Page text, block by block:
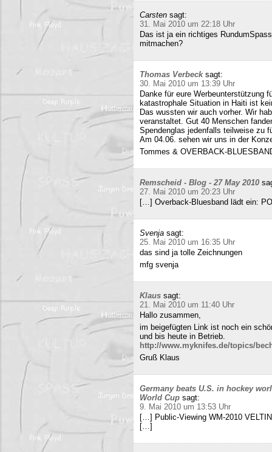
Carsten sagt:
31. Mai 2010 um 22:18 Uhr
Das ist ja ein richtiges
mitmachen?
Thomas Verbeck sagt:
30. Mai 2010 um 13:39 Uhr
Danke für eure Werbeunterstützung
katastrophale Situation in Haiti ist
Das wussten wir auch vorher. Wir
veranstaltet. Gut 40 Menschen
Spendenglas jedenfalls teilweise zu
Am 04.06. sehen wir uns in der
Tommes & OVERBACK-
Remscheid - Blog - 27 May 2010
27. Mai 2010 um 20:23 Uhr
[…] Overback-Bluesband lädt ein:
Svenja sagt:
25. Mai 2010 um 16:35 Uhr
das sind ja tolle Zeichnungen
mfg svenja
Klaus sagt:
21. Mai 2010 um 11:40 Uhr
Hallo zusammen,
im beigefügten Link ist noch ein
und bis heute in Betrieb.
http://www.myknifes.de/topics/
Gruß Klaus
Germany beats U.S. in hockey
World Cup sagt:
9. Mai 2010 um 13:53 Uhr
[…] Public-Viewing WM-2010
[…]